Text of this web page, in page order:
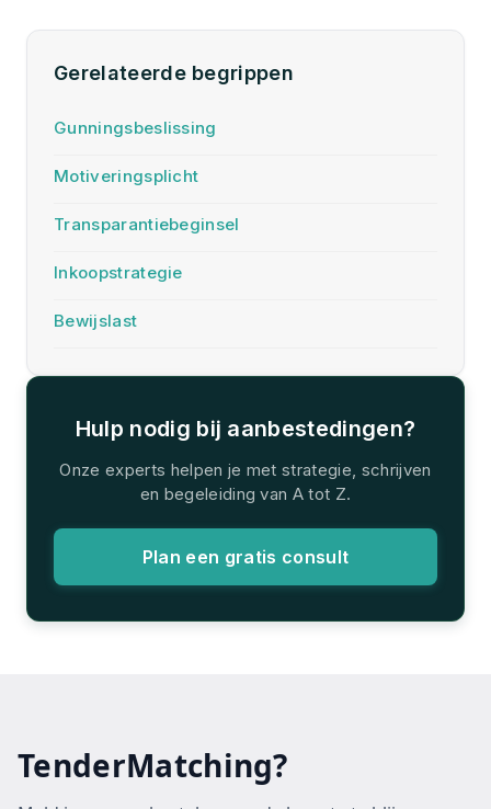
Gerelateerde begrippen
Gunningsbeslissing
Motiveringsplicht
Transparantiebeginsel
Inkoopstrategie
Bewijslast
Hulp nodig bij aanbestedingen?
Onze experts helpen je met strategie, schrijven
en begeleiding van A tot Z.
Plan een gratis consult
TenderMatching?